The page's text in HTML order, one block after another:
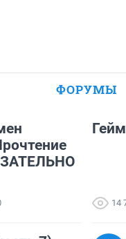
ФОРУМЫ
14